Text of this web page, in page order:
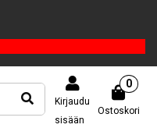
Kirjaudu
sisään
Ostoskori
0